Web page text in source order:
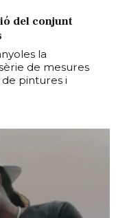
del conjunt
la
de mesures
pintures i